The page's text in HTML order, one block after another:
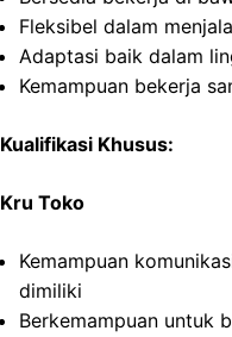
Fleksibel dalam
Adaptasi baik dalam
Kemampuan bekerja
Kualifikasi Khusus:
Kru Toko
Kemampuan
dimiliki
Berkemampuan untuk